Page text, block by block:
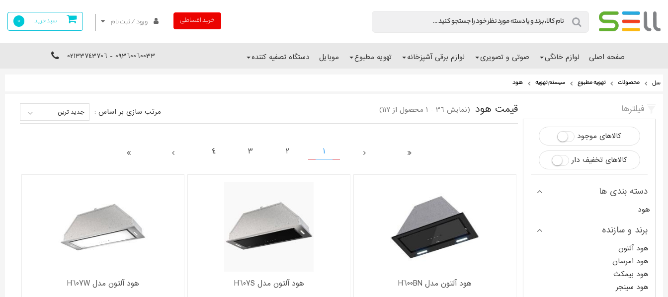
سبد خرید 0 ورود / ثبت نام خرید اقساطی
صفحه اصلی لوازم خانگی صوتی و تصویری لوازم برقی آشپزخانه تهویه مطبوع موبایل دستگاه تصفیه کننده 09360060033 - 02133743706
سل محصولات تهویه مطبوع سیستم تهویه هود
فیلترها
کالاهای موجود
کالاهای تخفیف دار
دسته بندی ها
هود
برند و سازنده
هود آلتون
هود امرسان
هود بیمکث
هود سینجر
قیمت هود (نمایش 36 - 1 محصول از 117) مرتب سازی بر اساس : جدید ترین
1
2
3
4
هود آلتون مدل H600BN هود آلتون مدل H607S هود آلتون مدل H607W